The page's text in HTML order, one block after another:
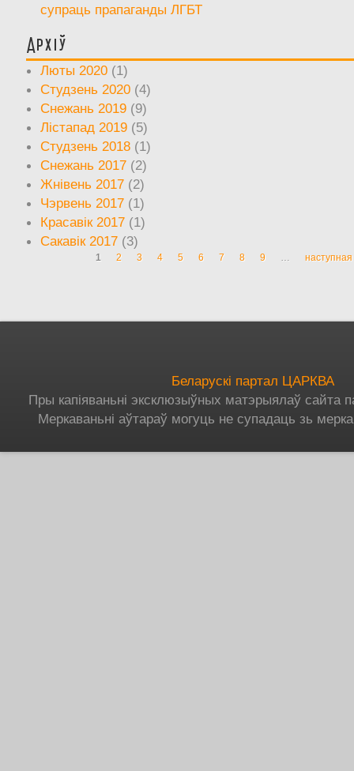
супраць прапаганды ЛГБТ
Архіў
Люты 2020 (1)
Студзень 2020 (4)
Снежань 2019 (9)
Лістапад 2019 (5)
Студзень 2018 (1)
Снежань 2017 (2)
Жнівень 2017 (2)
Чэрвень 2017 (1)
Красавік 2017 (1)
Сакавік 2017 (3)
Старонкі
1 2 3 4 5 6 7 8 9 … наступная
Беларускі партал ЦАРКВА
Пры капіяваньні эксклюзыўных матэрыялаў сайта
Меркаваньні аўтараў могуць не супадаць зь